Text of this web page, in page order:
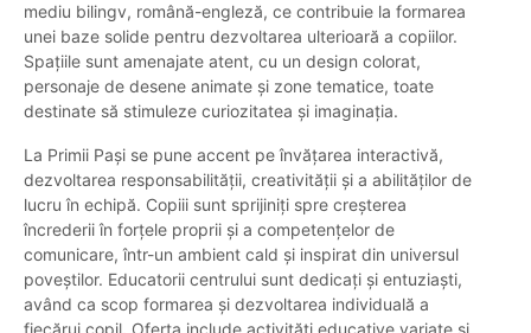
mediu bilingv, română-engleză, ce contribuie la formarea
unei baze solide pentru dezvoltarea ulterioară a copiilor.
Spațiile sunt amenajate atent, cu un design colorat,
personaje de desene animate și zone tematice, toate
destinate să stimuleze curiozitatea și imaginația.
La Primii Pași se pune accent pe învățarea interactivă,
dezvoltarea responsabilității, creativității și a abilităților de
lucru în echipă. Copiii sunt sprijiniți spre creșterea
încrederii în forțele proprii și a competențelor de
comunicare, într-un ambient cald și inspirat din universul
poveștilor. Educatorii centrului sunt dedicați și entuziaști,
având ca scop formarea și dezvoltarea individuală a
fiecărui copil. Oferta include activități educative variate și